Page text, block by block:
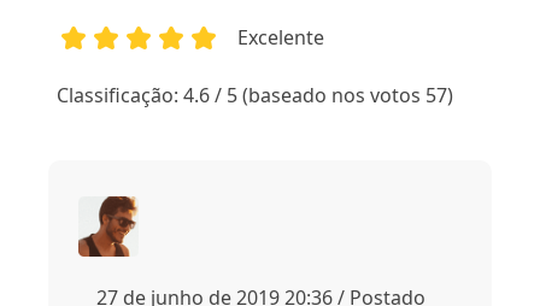
Excelente
Classificação: 4.6 / 5 (baseado nos votos 57)
27 de junho de 2019 20:36 / Postado